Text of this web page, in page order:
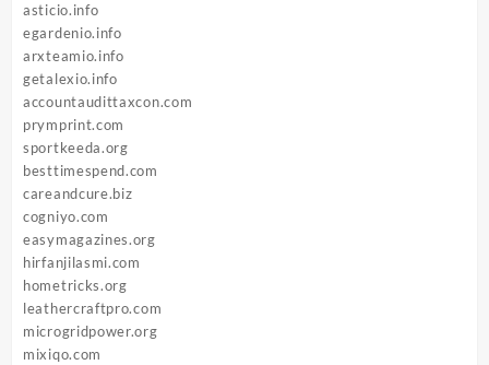
asticio.info
egardenio.info
arxteamio.info
getalexio.info
accountaudittaxcon.com
prymprint.com
sportkeeda.org
besttimespend.com
careandcure.biz
cogniyo.com
easymagazines.org
hirfanjilasmi.com
hometricks.org
leathercraftpro.com
microgridpower.org
mixiqo.com